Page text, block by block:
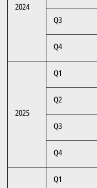
2024
Q3
Q4
2025
Q1
Q2
Q3
Q4
Q1